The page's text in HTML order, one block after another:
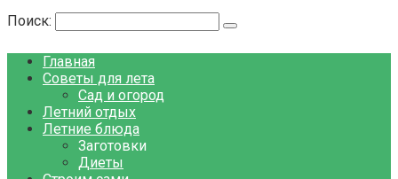
Поиск:
Главная
Советы для лета
Сад и огород
Летний отдых
Летние блюда
Заготовки
Диеты